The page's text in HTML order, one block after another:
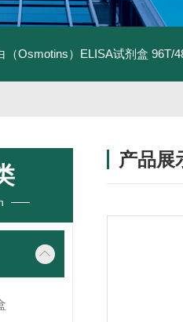
（Osmotins）ELISA试剂盒 96T/
产品展